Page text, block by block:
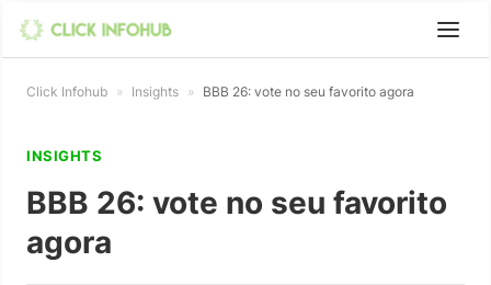
Click Infohub » Insights » BBB 26: vote no seu favorito agora
INSIGHTS
BBB 26: vote no seu favorito
agora